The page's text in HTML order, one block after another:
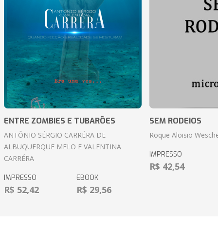
ENTRE ZOMBIES E TUBARÕES
ANTÔNIO SÉRGIO CARRÉRA DE
ALBUQUERQUE MELO E VALENTINA
CARRÉRA
IMPRESSO
R$ 52,42
EBOOK
R$ 29,56
SEM RODEIOS
Roque Aloisio
IMPRESSO
R$ 42,54